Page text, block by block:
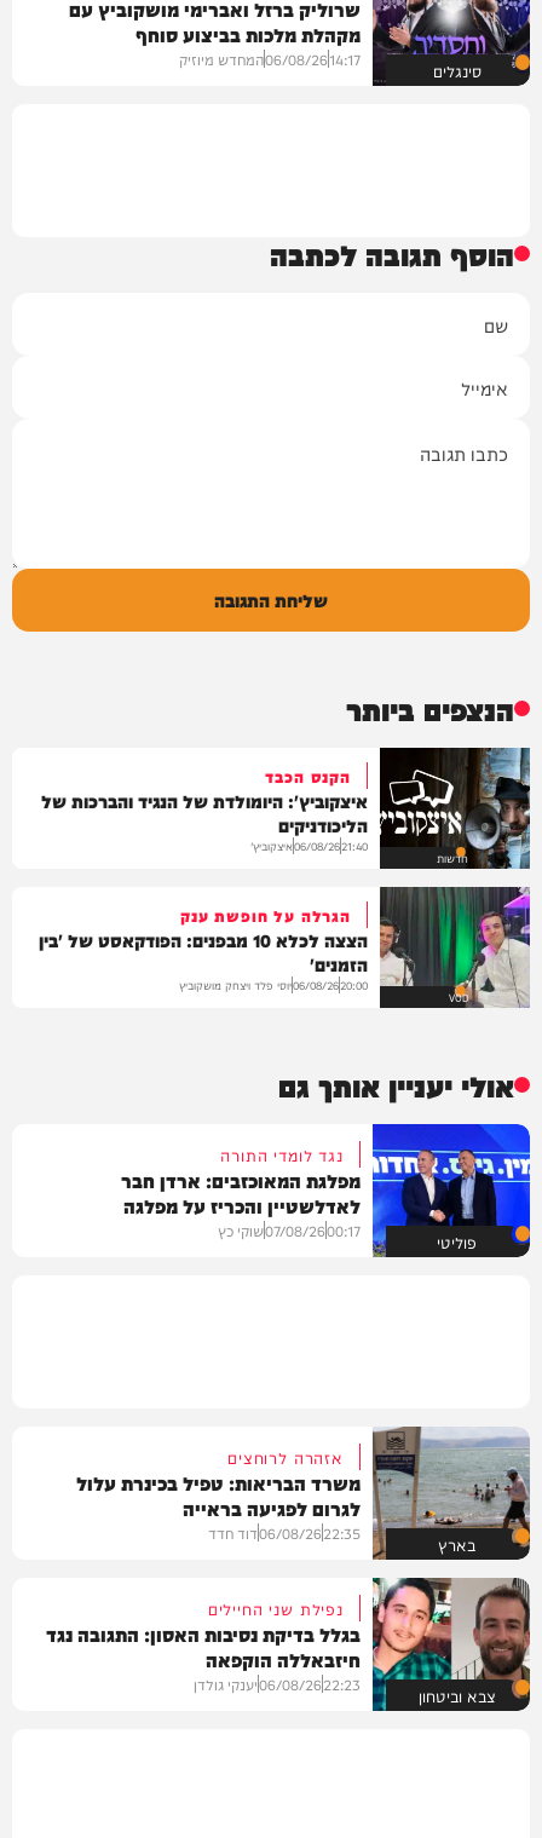
סינגלים
שרוליק ברזל ואברימי מושקוביץ עם
מקהלת מלכות בביצוע סוחף
14:17
06/08/26המחדש מיוזיק
הוסף תגובה לכתבה
שליחת התגובה
הנצפים ביותר
חדשות
הקנס הכבד
איצקוביץ': היומולדת של הנגיד והברכות של
הליכודניקים
21:40
06/08/26איצקוביץ'
VOD
הגרלה על חופשת ענק
הצצה לכלא 10 מבפנים: הפודקאסט של 'בין
הזמנים'
20:00
06/08/26יוסי פלד ויצחק מושקוביץ
אולי יעניין אותך גם
פוליטי
נגד לומדי התורה
מפלגת המאוכזבים: ארדן חבר
לאדלשטיין והכריז על מפלגה
00:17
07/08/26שוקי כץ
בארץ
אזהרה לרוחצים
משרד הבריאות: טפיל בכינרת עלול
לגרום לפגיעה בראייה
22:35
06/08/26דוד חדד
צבא וביטחון
נפילת שני החיילים
בגלל בדיקת נסיבות האסון: התגובה נגד
חיזבאללה הוקפאה
22:23
06/08/26יענקי גולדן